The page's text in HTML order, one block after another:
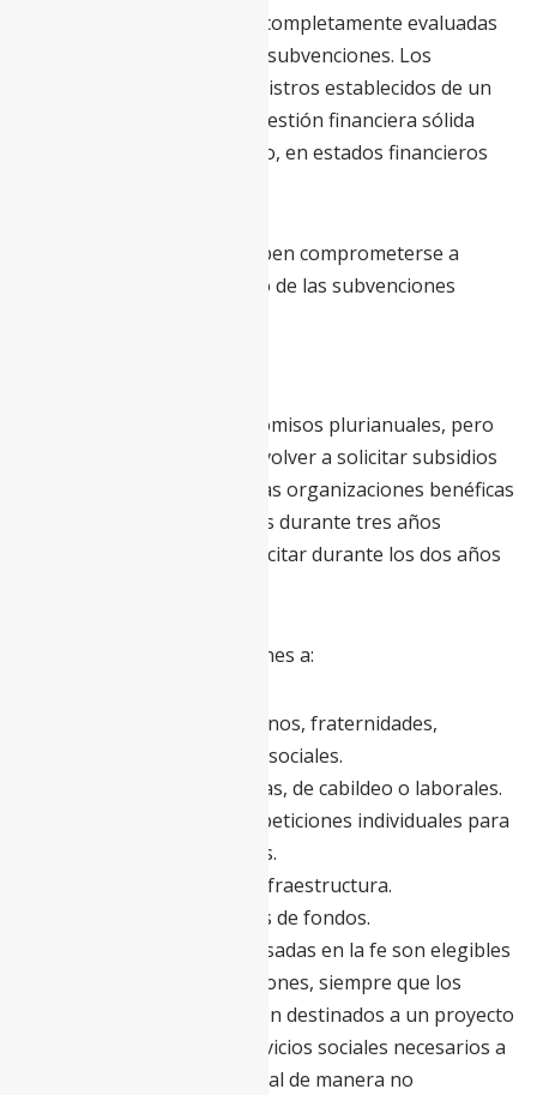
Todas las solicitudes serán completamente evaluadas
por el comité de revisión de subvenciones. Los
solicitantes deben tener registros establecidos de un
desempeño efectivo y una gestión financiera sólida
(como se refleja, por ejemplo, en estados financieros
Los solicitantes también deben comprometerse a
informar al FMI sobre el uso de las subvenciones
No se pueden hacer compromisos plurianuales, pero
las organizaciones pueden volver a solicitar subsidios
anualmente. Sin embargo, las organizaciones benéficas
que recibieron subvenciones durante tres años
consecutivos no podrán solicitar durante los dos años
No se otorgarán subvenciones a:
Asociaciones de veteranos, fraternidades,
hermandades y clubes sociales.
Organizaciones políticas, de cabildeo o laborales.
Individuos privados o peticiones individuales para
becas, viajes o estudios.
Proyectos de capital/infraestructura.
Eventos/recaudaciones de fondos.
Las organizaciones basadas en la fe son elegibles
para solicitar subvenciones, siempre que los
fondos solicitados estén destinados a un proyecto
secular que brinde servicios sociales necesarios a
la comunidad en general de manera no